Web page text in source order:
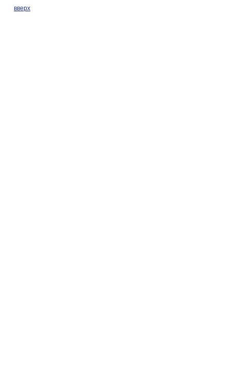
вверх